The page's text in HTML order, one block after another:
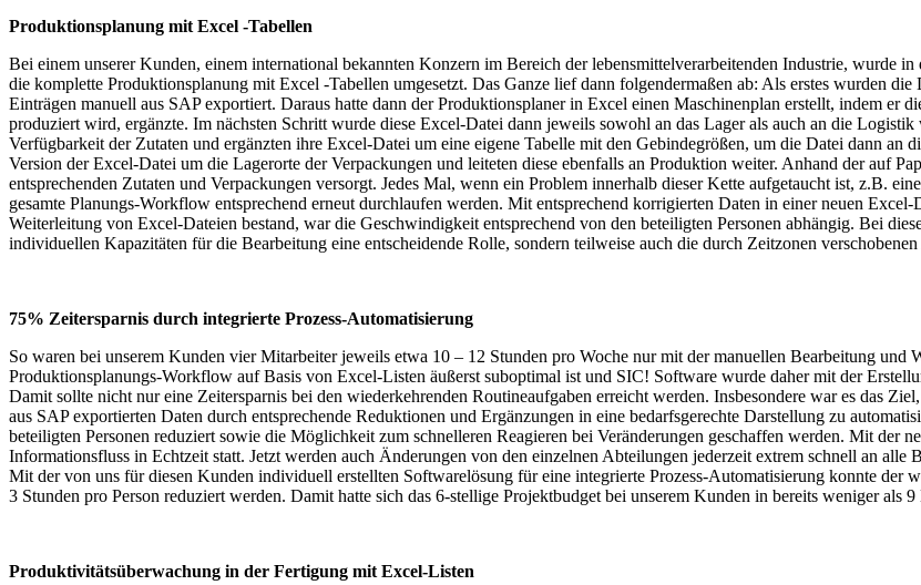
Produktionsplanung mit Excel -Tabellen
Bei einem unserer Kunden, einem international bekannten Konzern im Bereich der lebensmittelverarbeitenden Industrie, wurde
die komplette Produktionsplanung mit Excel -Tabellen umgesetzt. Das Ganze lief dann folgendermaßen ab: Als erstes wurden
Einträgen manuell aus SAP exportiert. Daraus hatte dann der Produktionsplaner in Excel einen Maschinenplan erstellt, indem er
produziert wird, ergänzte. Im nächsten Schritt wurde diese Excel-Datei dann jeweils sowohl an das Lager als auch an die
Verfügbarkeit der Zutaten und ergänzten ihre Excel-Datei um eine eigene Tabelle mit den Gebindegrößen, um die Datei dann
Version der Excel-Datei um die Lagerorte der Verpackungen und leiteten diese ebenfalls an Produktion weiter. Anhand der auf
entsprechenden Zutaten und Verpackungen versorgt. Jedes Mal, wenn ein Problem innerhalb dieser Kette aufgetaucht ist, z.B.
gesamte Planungs-Workflow entsprechend erneut durchlaufen werden. Mit entsprechend korrigierten Daten in einer neuen
Weiterleitung von Excel-Dateien bestand, war die Geschwindigkeit entsprechend von den beteiligten Personen abhängig. Bei
individuellen Kapazitäten für die Bearbeitung eine entscheidende Rolle, sondern teilweise auch die durch Zeitzonen
75% Zeitersparnis durch integrierte Prozess-Automatisierung
So waren bei unserem Kunden vier Mitarbeiter jeweils etwa 10 – 12 Stunden pro Woche nur mit der manuellen Bearbeitung
Produktionsplanungs-Workflow auf Basis von Excel-Listen äußerst suboptimal ist und SIC! Software wurde daher mit der
Damit sollte nicht nur eine Zeitersparnis bei den wiederkehrenden Routineaufgaben erreicht werden. Insbesondere war es das
aus SAP exportierten Daten durch entsprechende Reduktionen und Ergänzungen in eine bedarfsgerechte Darstellung zu
beteiligten Personen reduziert sowie die Möglichkeit zum schnelleren Reagieren bei Veränderungen geschaffen werden. Mit der
Informationsfluss in Echtzeit statt. Jetzt werden auch Änderungen von den einzelnen Abteilungen jederzeit extrem schnell an
Mit der von uns für diesen Kunden individuell erstellten Softwarelösung für eine integrierte Prozess-Automatisierung konnte der
3 Stunden pro Person reduziert werden. Damit hatte sich das 6-stellige Projektbudget bei unserem Kunden in bereits weniger als
Produktivitätsüberwachung in der Fertigung mit Excel-Listen